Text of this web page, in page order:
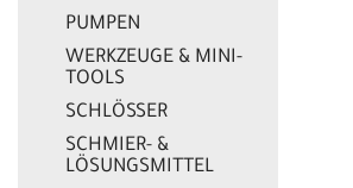
PUMPEN
WERKZEUGE & MINI-
TOOLS
SCHLÖSSER
SCHMIER- &
LÖSUNGSMITTEL